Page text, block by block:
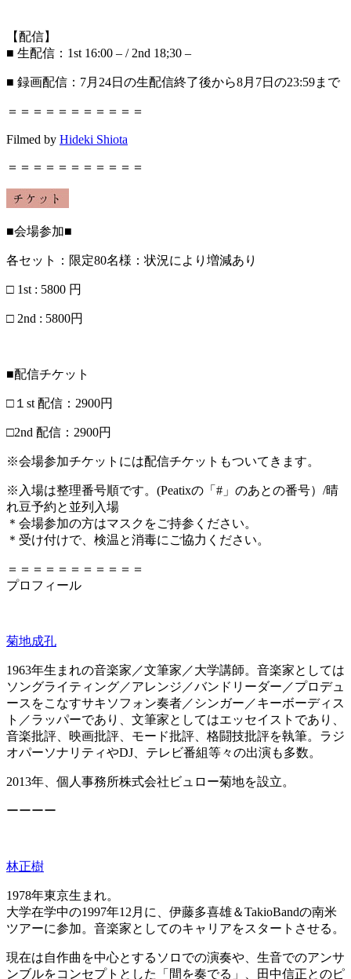
【配信】
■ 生配信：1st 16:00 – / 2nd 18;30 –
■ 録画配信：7月24日の生配信終了後から8月7日の23:59まで
＝＝＝＝＝＝＝＝＝＝＝
Filmed by Hideki Shiota
＝＝＝＝＝＝＝＝＝＝＝
■会場参加■
各セット：限定80名様：状況により増減あり
□ 1st : 5800 円
□ 2nd : 5800円
■配信チケット
□ １ st 配信： 2900円
□2nd 配信： 2900円
※会場参加チケットには配信チケットもついてきます。
※ 入場は整理番号順です。 (Peatixの「 # 」のあとの番号）/晴
れ豆予約と並列入場
＊会場参加の方はマスクをご持参ください。
＊受け付けで、検温と消毒にご協力ください。
＝＝＝＝＝＝＝＝＝＝＝
プロフィール
菊地成孔
1963年生まれの音楽家／文筆家／大学講師。音楽家としては
ソングライティング／アレンジ／バンドリーダー／プロデュ
ースをこなすサキソフォン奏者／シンガー／キーボーディス
ト／ラッパーであり、文筆家としてはエッセイストであり、
音楽批評、映画批評、モード批評、格闘技批評を執筆。ラジ
オパーソナリティやDJ、テレビ番組等々の出演も多数。
2013年、個人事務所株式会社ビュロー菊地を設立。
ーーーー
林正樹
1978年東京生まれ。
大学在学中の1997年12月に、伊藤多喜雄＆TakioBandの南米
ツアーに参加。音楽家としてのキャリアをスタートさせる。
現在は自作曲を中心とするソロでの演奏や、生音でのアンサ
ンブルをコンセプトとした「間を奏でる」、田中信正とのピ